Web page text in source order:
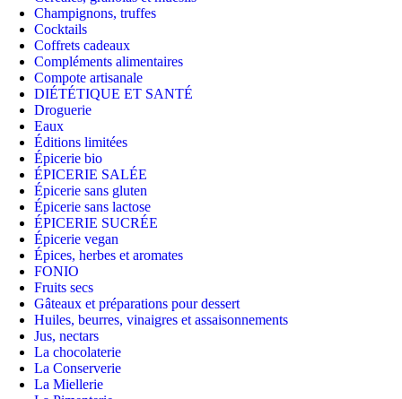
Champignons, truffes
Cocktails
Coffrets cadeaux
Compléments alimentaires
Compote artisanale
DIÉTÉTIQUE ET SANTÉ
Droguerie
Eaux
Éditions limitées
Épicerie bio
ÉPICERIE SALÉE
Épicerie sans gluten
Épicerie sans lactose
ÉPICERIE SUCRÉE
Épicerie vegan
Épices, herbes et aromates
FONIO
Fruits secs
Gâteaux et préparations pour dessert
Huiles, beurres, vinaigres et assaisonnements
Jus, nectars
La chocolaterie
La Conserverie
La Miellerie